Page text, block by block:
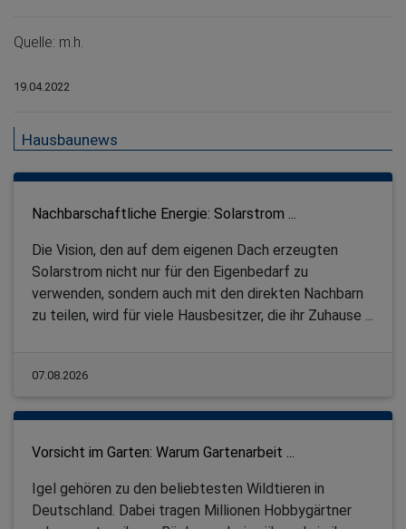
Quelle: m.h.
19.04.2022
Hausbaunews
Nachbarschaftliche Energie: Solarstrom ...
Die Vision, den auf dem eigenen Dach erzeugten
Solarstrom nicht nur für den Eigenbedarf zu
verwenden, sondern auch mit den direkten Nachbarn
zu teilen, wird für viele Hausbesitzer, die ihr Zuhause ...
07.08.2026
Vorsicht im Garten: Warum Gartenarbeit ...
Igel gehören zu den beliebtesten Wildtieren in
Deutschland. Dabei tragen Millionen Hobbygärtner